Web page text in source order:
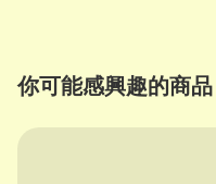
你可能感興趣的商品